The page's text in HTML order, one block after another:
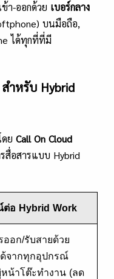
า-ออกด้วย เบอร์กลาง
บนมือถือ,
ได้ทุกที่ที่มี
สำหรับ Hybrid
ย Call On Cloud
สื่อสารแบบ Hybrid
ต่อ Hybrid Work
อก/รับสายด้วย
ด้จากทุกอุปกรณ์
น้าโต๊ะทำงาน (ลด